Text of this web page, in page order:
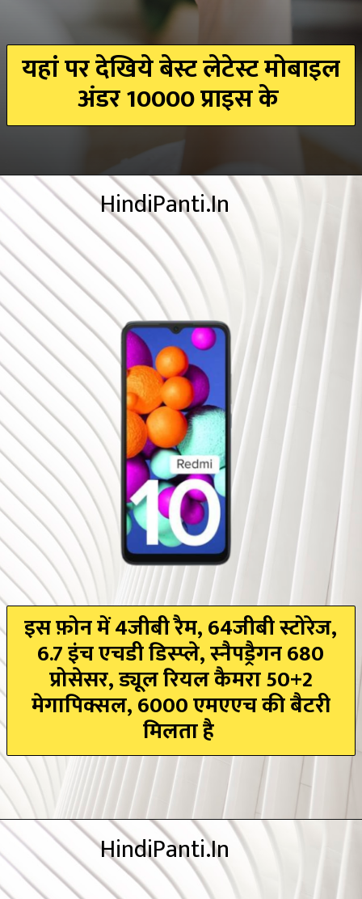
यहां पर देखिये बेस्ट लेटेस्ट मोबाइल
अंडर 10000 प्राइस के
इस फ़ोन में 4जीबी रैम, 64जीबी स्टोरेज,
6.7 इंच एचडी डिस्प्ले, स्नैपड्रैगन 680
प्रोसेसर, ड्यूल रियल कैमरा 50+2
मेगापिक्सल, 6000 एमएएच की बैटरी
मिलता है
HindiPanti.In
HindiPanti.In